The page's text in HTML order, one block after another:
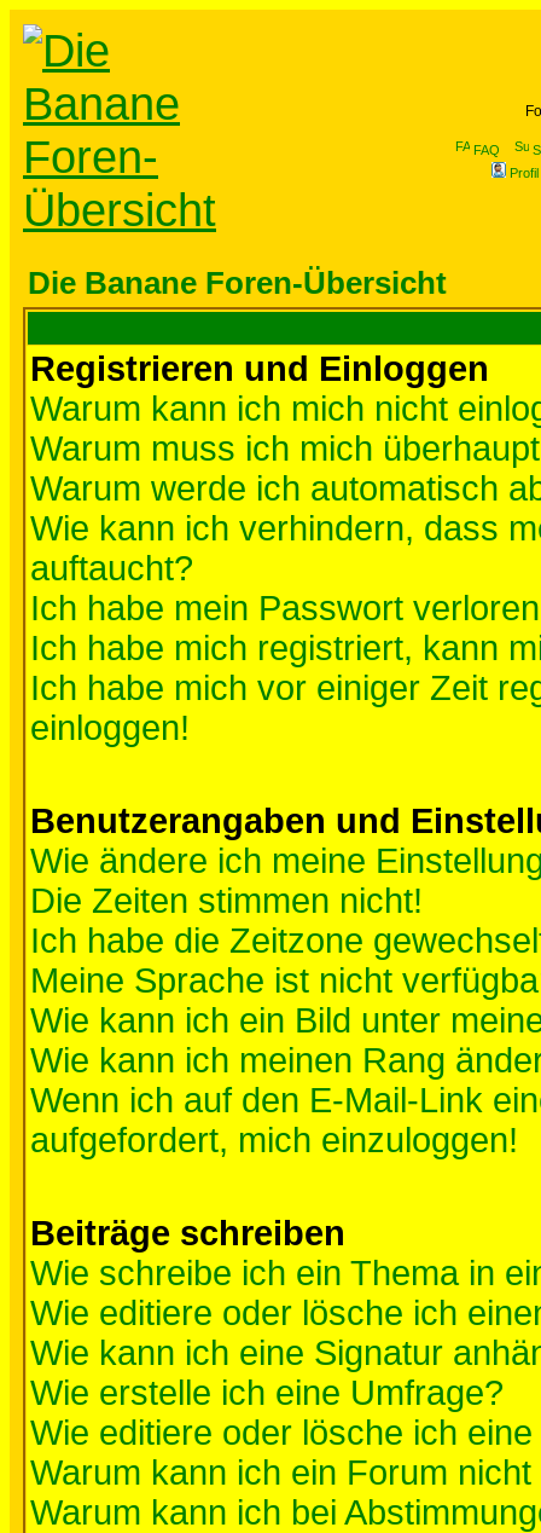
FAQ
Profil
Die Banane Foren-Übersicht
Registrieren und Einloggen
Warum kann ich mich nicht
Warum muss ich mich
Warum werde ich automatisch
Wie kann ich verhindern, dass
auftaucht?
Ich habe mein Passwort
Ich habe mich registriert, kann
Ich habe mich vor einiger Zeit
einloggen!
Benutzerangaben und
Wie ändere ich meine
Die Zeiten stimmen nicht!
Ich habe die Zeitzone
Meine Sprache ist nicht
Wie kann ich ein Bild unter
Wie kann ich meinen Rang
Wenn ich auf den E-Mail-Link
aufgefordert, mich einzuloggen!
Beiträge schreiben
Wie schreibe ich ein Thema in
Wie editiere oder lösche ich
Wie kann ich eine Signatur
Wie erstelle ich eine Umfrage?
Wie editiere oder lösche ich
Warum kann ich ein Forum
Warum kann ich bei